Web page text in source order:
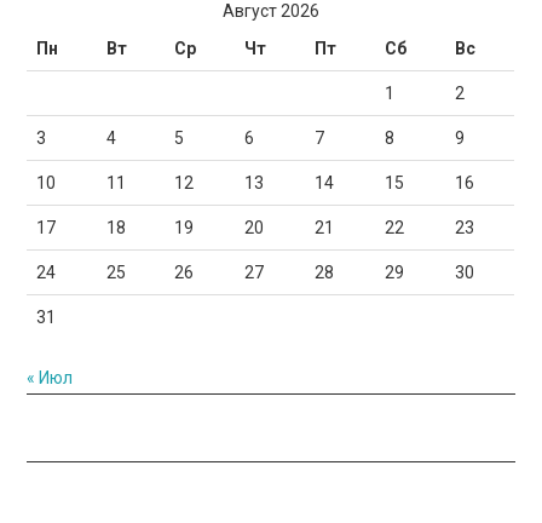
Август 2026
Пн
Вт Ср Чт Пт Сб Вс
1 2
3 4 5 6 7 8 9
10 11 12 13 14 15 16
17 18 19 20 21 22 23
24 25 26 27 28 29 30
31
« Июл